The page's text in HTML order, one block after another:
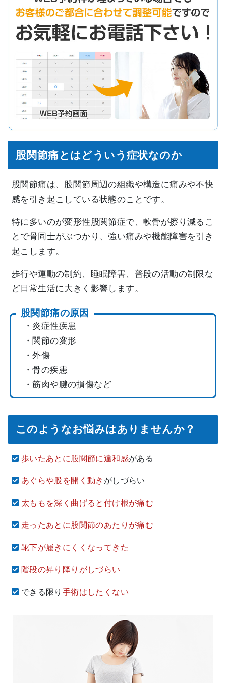
股関節痛とはどういう症状なのか
股関節痛は、股関節周辺の組織や構造に痛みや不快
感を引き起こしている状態のことです。
特に多いのが変形性股関節症で、軟骨が擦り減るこ
とで骨同士がぶつかり、強い痛みや機能障害を引き
起こします。
歩行や運動の制約、睡眠障害、普段の活動の制限な
ど日常生活に大きく影響します。
股関節痛の原因
・炎症性疾患
・関節の変形
・外傷
・骨の疾患
・筋肉や腱の損傷など
このようなお悩みはありませんか？
歩いたあとに股関節に違和感がある
あぐらや股を開く動き がしづらい
太ももを深く曲げると付け根が痛む
走ったあとに股関節のあたりが痛む
靴下が履きにくくなってきた
階段の昇り降りがしづらい
できる限り 手術はしたくない